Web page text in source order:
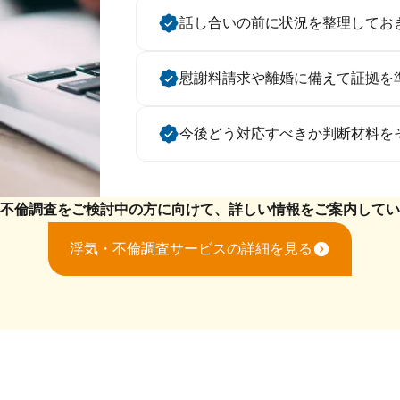
話し合いの前に状況を整理してお
慰謝料請求や離婚に備えて証拠を
今後どう対応すべきか判断材料を
倫調査をご検討中の方に向けて、 詳しい情報をご案内して
浮気・不倫調査サービスの詳細を見る